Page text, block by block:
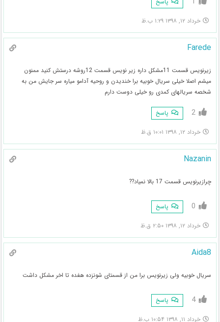
خرداد ۱۲, ۱۳۹۸ ۱:۲۹ ب.ظ
Farede
زیرنویس قسمت 11مشکل داره زیر نویس قسمت 12روشه درستش کنید ممنون
میشم اصلا خیلی سریال خوبیه برا خندیدن و روحیه آدامو میاره سر جایش من به
شخصه سریالهای کمدی رو خیلی دوست دارم
2 پاسخ
خرداد ۱۲, ۱۳۹۸ ۱۰:۰۱ ق.ظ
Nazanin
چرازیرنویس قسمت 17 بالا نمیاد??
0 پاسخ
خرداد ۱۲, ۱۳۹۸ ۲:۵۰ ق.ظ
Aida8
سریال خوبیه ولی زیرنویس برا من از قسمتای شونزده هفده تا اخر مشکل داشت
4 پاسخ
خرداد ۱۱, ۱۳۹۸ ۱۰:۵۴ ب.ظ